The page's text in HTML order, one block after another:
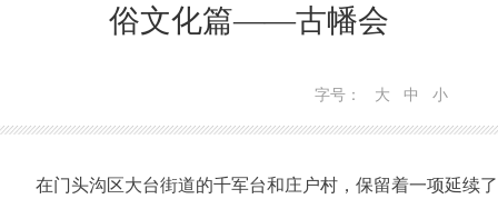
俗文化篇——古幡会
字号： 大 中 小
在门头沟区大台街道的千军台和庄户村，保留着一项延续了